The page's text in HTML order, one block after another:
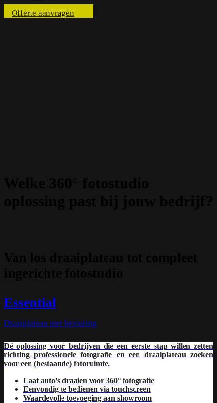
Offerte aanvragen
Essential
Draaiplateau met besturing
Dé oplossing voor bedrijven die een eerste stap willen zetten
richting profes­sionele fotografie en een draai­plateau zoeken
voor een (bestaande) fotoruimte.
Laat auto’s draaien voor 360° fotografie
Eenvoudig te bedienen via touchscreen
Waardevolle toevoeging aan showroom